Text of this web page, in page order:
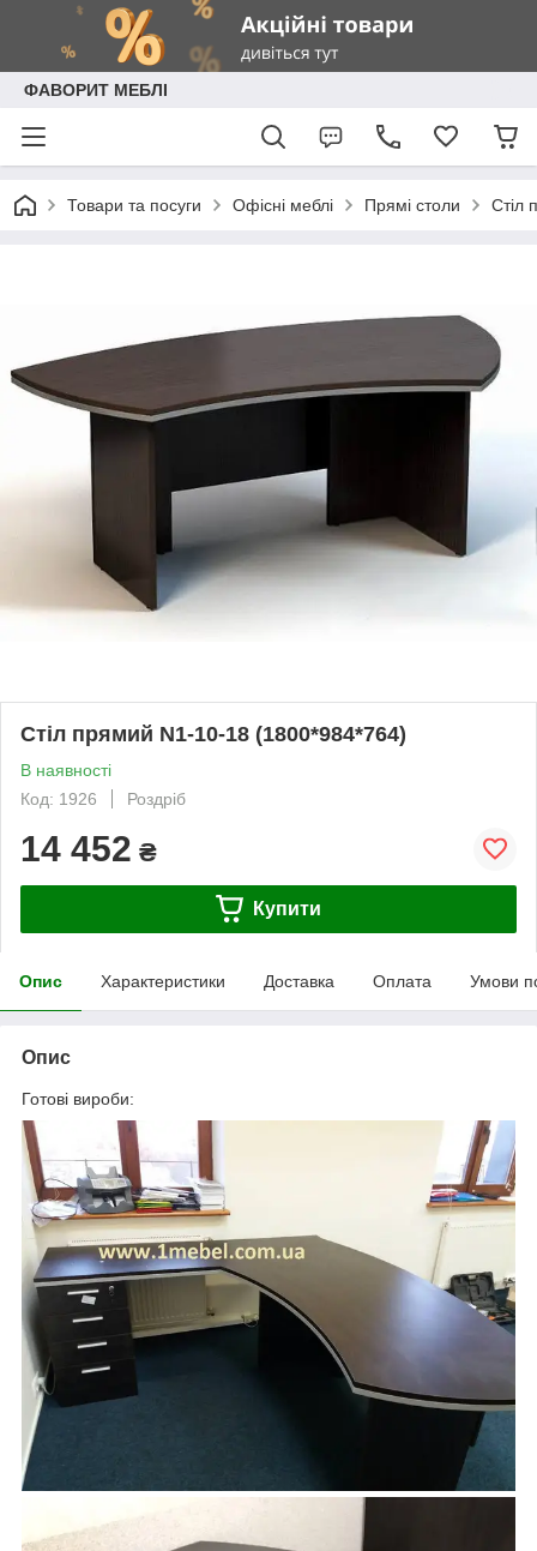
ФАВОРИТ МЕБЛІ
Товари та посуги Офісні меблі Прямі столи Стіл
Стіл прямий N1-10-18 (1800*984*764)
В наявності
Код: 1926
Роздріб
14 452 ₴
Купити
Опис Характеристики Доставка Оплата Умови
Опис
Готові вироби: